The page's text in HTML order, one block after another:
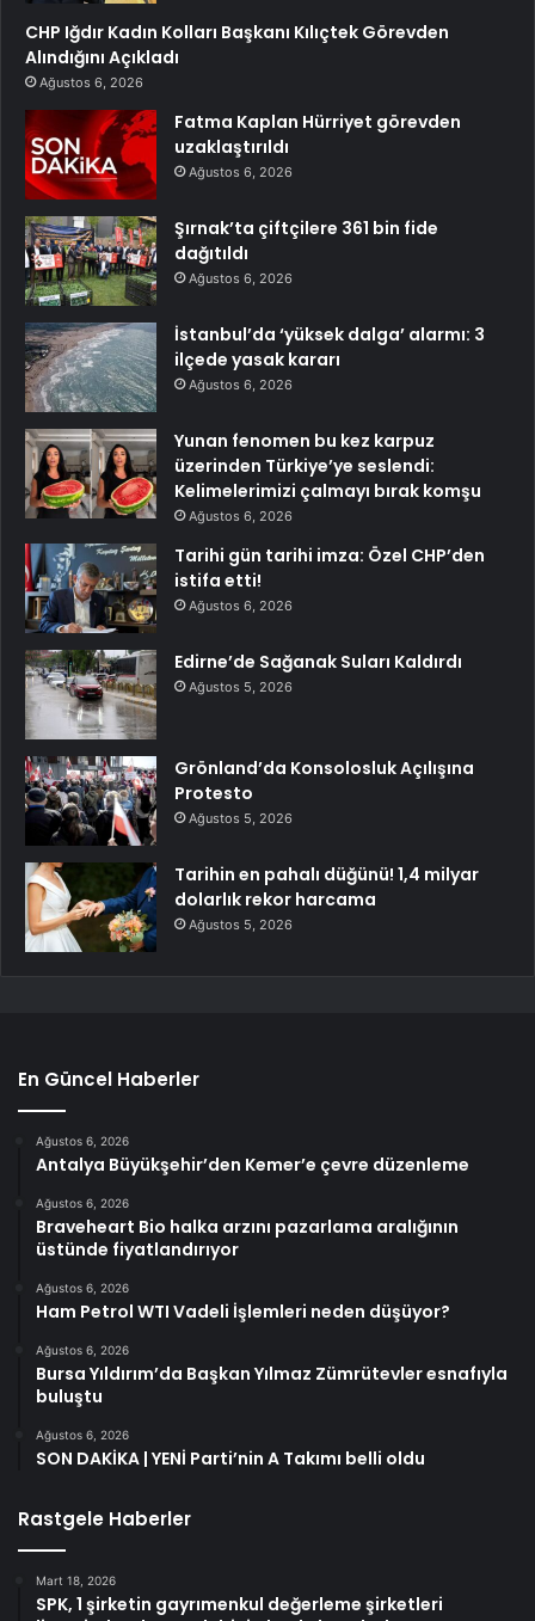
CHP Iğdır Kadın Kolları Başkanı Kılıçtek Görevden
Alındığını Açıkladı
Ağustos 6, 2026
Fatma Kaplan Hürriyet görevden
uzaklaştırıldı
Ağustos 6, 2026
Şırnak’ta çiftçilere 361 bin fide
dağıtıldı
Ağustos 6, 2026
İstanbul’da ‘yüksek dalga’ alarmı: 3
ilçede yasak kararı
Ağustos 6, 2026
Yunan fenomen bu kez karpuz
üzerinden Türkiye’ye seslendi:
Kelimelerimizi çalmayı bırak komşu
Ağustos 6, 2026
Tarihi gün tarihi imza: Özel CHP’den
istifa etti!
Ağustos 6, 2026
Edirne’de Sağanak Suları Kaldırdı
Ağustos 5, 2026
Grönland’da Konsolosluk Açılışına
Protesto
Ağustos 5, 2026
Tarihin en pahalı düğünü! 1,4 milyar
dolarlık rekor harcama
Ağustos 5, 2026
En Güncel Haberler
Ağustos 6, 2026
Antalya Büyükşehir’den Kemer’e çevre düzenleme
Ağustos 6, 2026
Braveheart Bio halka arzını pazarlama aralığının
üstünde fiyatlandırıyor
Ağustos 6, 2026
Ham Petrol WTI Vadeli İşlemleri neden düşüyor?
Ağustos 6, 2026
Bursa Yıldırım’da Başkan Yılmaz Zümrütevler esnafıyla
buluştu
Ağustos 6, 2026
SON DAKİKA | YENİ Parti’nin A Takımı belli oldu
Rastgele Haberler
Mart 18, 2026
SPK, 1 şirketin gayrımenkul değerleme şirketleri